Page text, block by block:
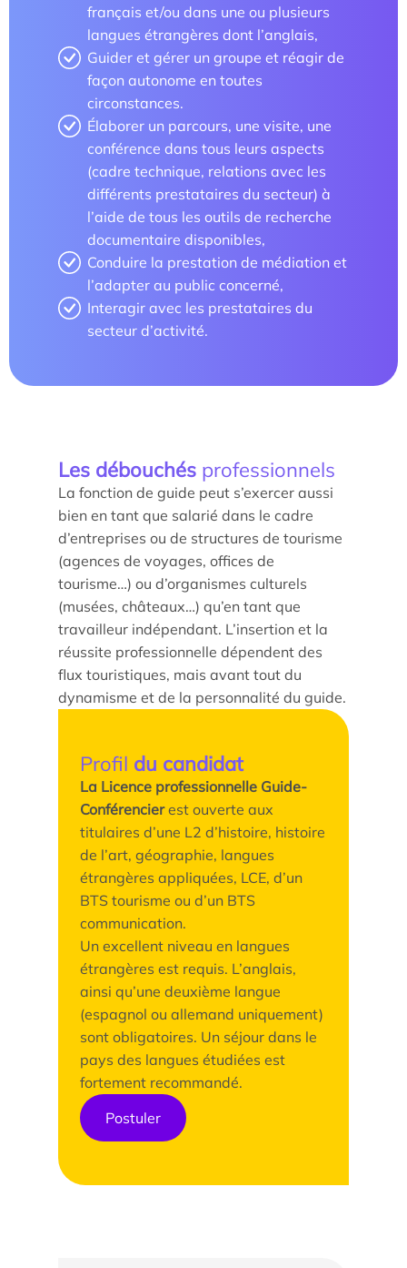
Parcours doctoral
École doctorale
En savoir +
Compétences et attentes professionnelles dans les
métiers territoriaux touristiques
Transformation des carrières en tourisme
français et/ou dans une ou plusieurs
langues étrangères dont l’anglais,
Guider et gérer un groupe et réagir de
façon autonome en toutes
circonstances.
Élaborer un parcours, une visite, une
conférence dans tous leurs aspects
(cadre technique, relations avec les
différents prestataires du secteur) à
l’aide de tous les outils de recherche
documentaire disponibles,
Conduire la prestation de médiation et
l’adapter au public concerné,
Interagir avec les prestataires du
secteur d’activité.
Les débouchés professionnels
La fonction de guide peut s’exercer aussi
bien en tant que salarié dans le cadre
d’entreprises ou de structures de tourisme
(agences de voyages, offices de
tourisme…) ou d’organismes culturels
(musées, châteaux…) qu’en tant que
travailleur indépendant. L’insertion et la
réussite professionnelle dépendent des
flux touristiques, mais avant tout du
dynamisme et de la personnalité du guide.
Profil du candidat
La Licence professionnelle Guide-
Conférencierest ouverte aux
titulaires d’une L2 d’histoire, histoire
de l’art, géographie, langues
étrangères appliquées, LCE, d’un
BTS tourisme ou d’un BTS
communication.
Un excellent niveau en langues
étrangères est requis. L’anglais,
ainsi qu’une deuxième langue
(espagnol ou allemand uniquement)
sont obligatoires. Un séjour dans le
pays des langues étudiées est
fortement recommandé.
Postuler